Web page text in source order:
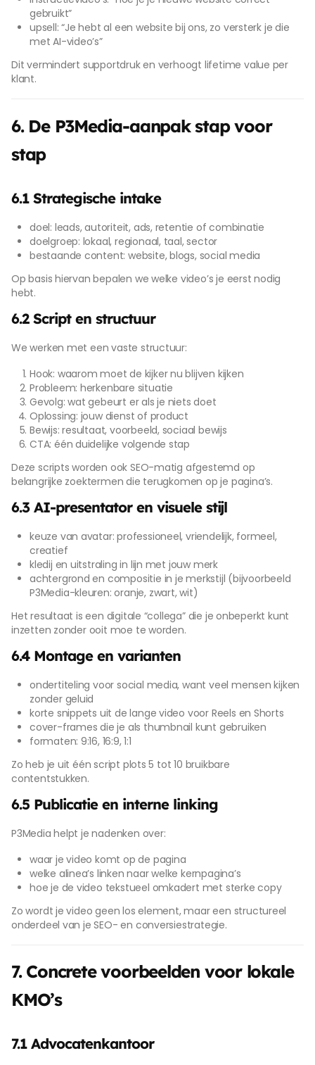
gebruikt”
upsell: “Je hebt al een website bij ons, zo versterk je die
met AI-video’s”
Dit vermindert supportdruk en verhoogt lifetime value per
klant.
6. De P3Media-aanpak stap voor
stap
6.1 Strategische intake
doel: leads, autoriteit, ads, retentie of combinatie
doelgroep: lokaal, regionaal, taal, sector
bestaande content: website, blogs, social media
Op basis hiervan bepalen we welke video’s je eerst nodig
hebt.
6.2 Script en structuur
We werken met een vaste structuur:
Hook: waarom moet de kijker nu blijven kijken
Probleem: herkenbare situatie
Gevolg: wat gebeurt er als je niets doet
Oplossing: jouw dienst of product
Bewijs: resultaat, voorbeeld, sociaal bewijs
CTA: één duidelijke volgende stap
Deze scripts worden ook SEO-matig afgestemd op
belangrijke zoektermen die terugkomen op je pagina’s.
6.3 AI-presentator en visuele stijl
keuze van avatar: professioneel, vriendelijk, formeel,
creatief
kledij en uitstraling in lijn met jouw merk
achtergrond en compositie in je merkstijl (bijvoorbeeld
P3Media-kleuren: oranje, zwart, wit)
Het resultaat is een digitale “collega” die je onbeperkt kunt
inzetten zonder ooit moe te worden.
6.4 Montage en varianten
ondertiteling voor social media, want veel mensen kijken
zonder geluid
korte snippets uit de lange video voor Reels en Shorts
cover-frames die je als thumbnail kunt gebruiken
formaten: 9:16, 16:9, 1:1
Zo heb je uit één script plots 5 tot 10 bruikbare
contentstukken.
6.5 Publicatie en interne linking
P3Media helpt je nadenken over:
waar je video komt op de pagina
welke alinea’s linken naar welke kernpagina’s
hoe je de video tekstueel omkadert met sterke copy
Zo wordt je video geen los element, maar een structureel
onderdeel van je SEO- en conversiestrategie.
7. Concrete voorbeelden voor lokale
KMO’s
7.1 Advocatenkantoor